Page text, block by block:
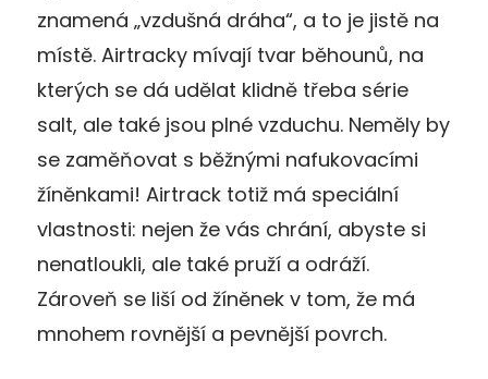
znamená „vzdušná dráha“, a to je jistě na
místě. Airtracky mívají tvar běhounů, na
kterých se dá udělat klidně třeba série
salt, ale také jsou plné vzduchu. Neměly by
se zaměňovat s běžnými nafukovacími
žíněnkami! Airtrack totiž má speciální
vlastnosti: nejen že vás chrání, abyste si
nenatloukli, ale také pruží a odráží.
Zároveň se liší od žíněnek v tom, že má
mnohem rovnější a pevnější povrch.